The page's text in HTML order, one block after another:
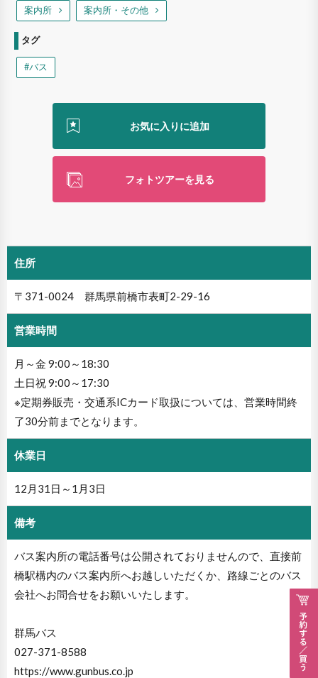
案内所 案内所・その他
タグ
#バス
フォトツアーを見る
住所
〒371-0024 群馬県前橋市表町2-29-16
営業時間
月～金 9:00～18:30
土日祝 9:00～17:30
※定期券販売・交通系ICカード取扱については、営業時間終
了30分前までとなります。
休業日
12月31日～1月3日
備考
バス案内所の電話番号は公開されておりませんので、直接前
橋駅構内のバス案内所へお越しいただくか、路線ごとのバス
会社へお問合せをお願いいたします。
群馬バス
027-371-8588
https://www.gunbus.co.jp